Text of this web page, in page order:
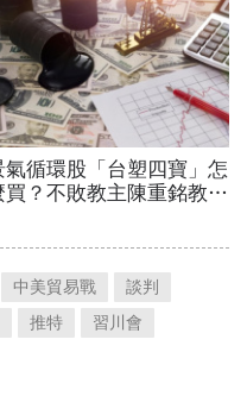
中美貿易戰
談判
推特
習川會